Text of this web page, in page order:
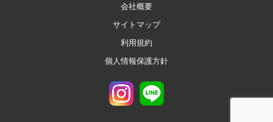
会社概要
サイトマップ
利用規約
個人情報保護方針